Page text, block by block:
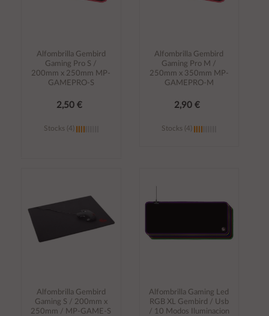
Alfombrilla Gembird
Gaming Pro S /
200mm x 250mm MP-
GAMEPRO-S
2,50 €
Stocks (4)
Alfombrilla Gembird
Gaming Pro M /
250mm x 350mm MP-
GAMEPRO-M
2,90 €
Stocks (4)
Alfombrilla Gembird
Gaming S / 200mm x
250mm / MP-GAME-S
Alfombrilla Gaming Led
RGB XL Gembird / Usb
/ 10 Modos Iluminacion